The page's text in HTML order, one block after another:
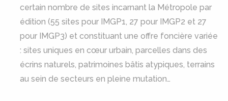
certain nombre de sites incarnant la Métropole par
édition (55 sites pour IMGP1, 27 pour IMGP2 et 27
pour IMGP3) et constituant une offre foncière variée
: sites uniques en cœur urbain, parcelles dans des
écrins naturels, patrimoines bâtis atypiques, terrains
au sein de secteurs en pleine mutation…